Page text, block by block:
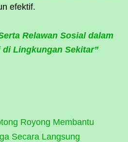
efektif.
Relawan Sosial dalam
Lingkungan Sekitar”
Royong Membantu
Secara Langsung